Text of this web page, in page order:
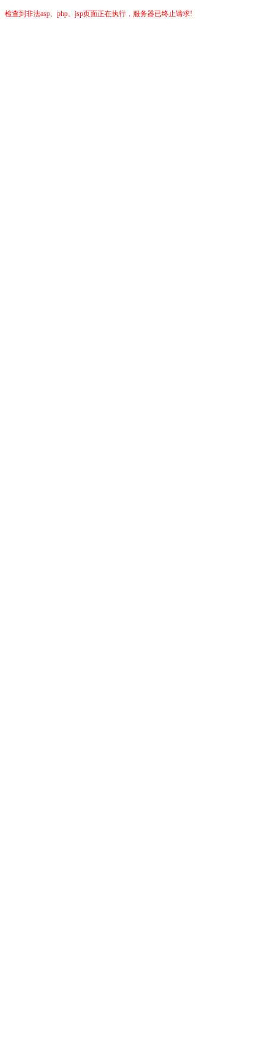
检查到非法asp、php、jsp页面正在执行，服务器已终止请求!